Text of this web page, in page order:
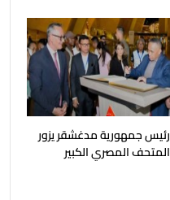
رئيس جمهورية مدغشقر يزور
المتحف المصري الكبير